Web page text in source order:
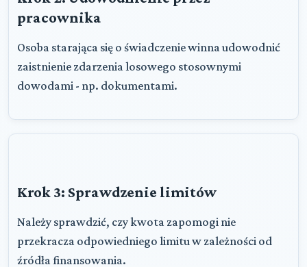
pracownika
Osoba starająca się o świadczenie winna udowodnić
zaistnienie zdarzenia losowego stosownymi
dowodami - np. dokumentami.
Krok 3: Sprawdzenie limitów
Należy sprawdzić, czy kwota zapomogi nie
przekracza odpowiedniego limitu w zależności od
źródła finansowania.